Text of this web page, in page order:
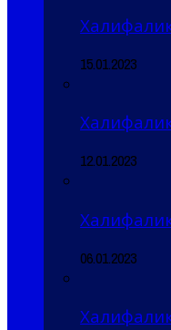
15.01.2023
12.01.2023
06.01.2023